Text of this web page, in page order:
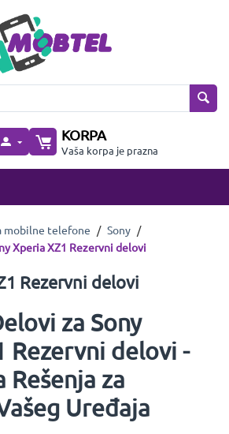
KORPA
Vaša korpa je prazna
mobilne telefone / Sony /
Xperia XZ1 Rezervni delovi
Rezervni delovi
za Sony
Rezervni delovi -
Rešenja za
Uređaja